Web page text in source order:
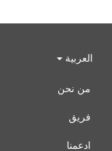
العربية
من نحن
فريق
ادعمنا